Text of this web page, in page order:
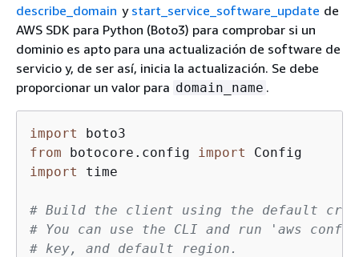
describe_domain y start_service_software_update de
AWS SDK para Python (Boto3) para comprobar si un
dominio es apto para una actualización de software de
servicio y, de ser así, inicia la actualización. Se debe
proporcionar un valor para domain_name .
import
from botocore.config import
import
time
# Build the client using the default
# You can use the CLI and run 'aws
# key, and default region.